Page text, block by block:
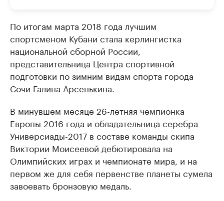
По итогам марта 2018 года лучшим
спортсменом Кубани стала керлингистка
национальной сборной России,
представительница Центра спортивной
подготовки по зимним видам спорта города
Сочи Галина Арсенькина.
В минувшем месяце 26-летняя чемпионка
Европы 2016 года и обладательница серебра
Универсиады-2017 в составе команды скипа
Виктории Моисеевой дебютировала на
Олимпийских играх и чемпионате мира, и на
первом же для себя первенстве планеты сумела
завоевать бронзовую медаль.